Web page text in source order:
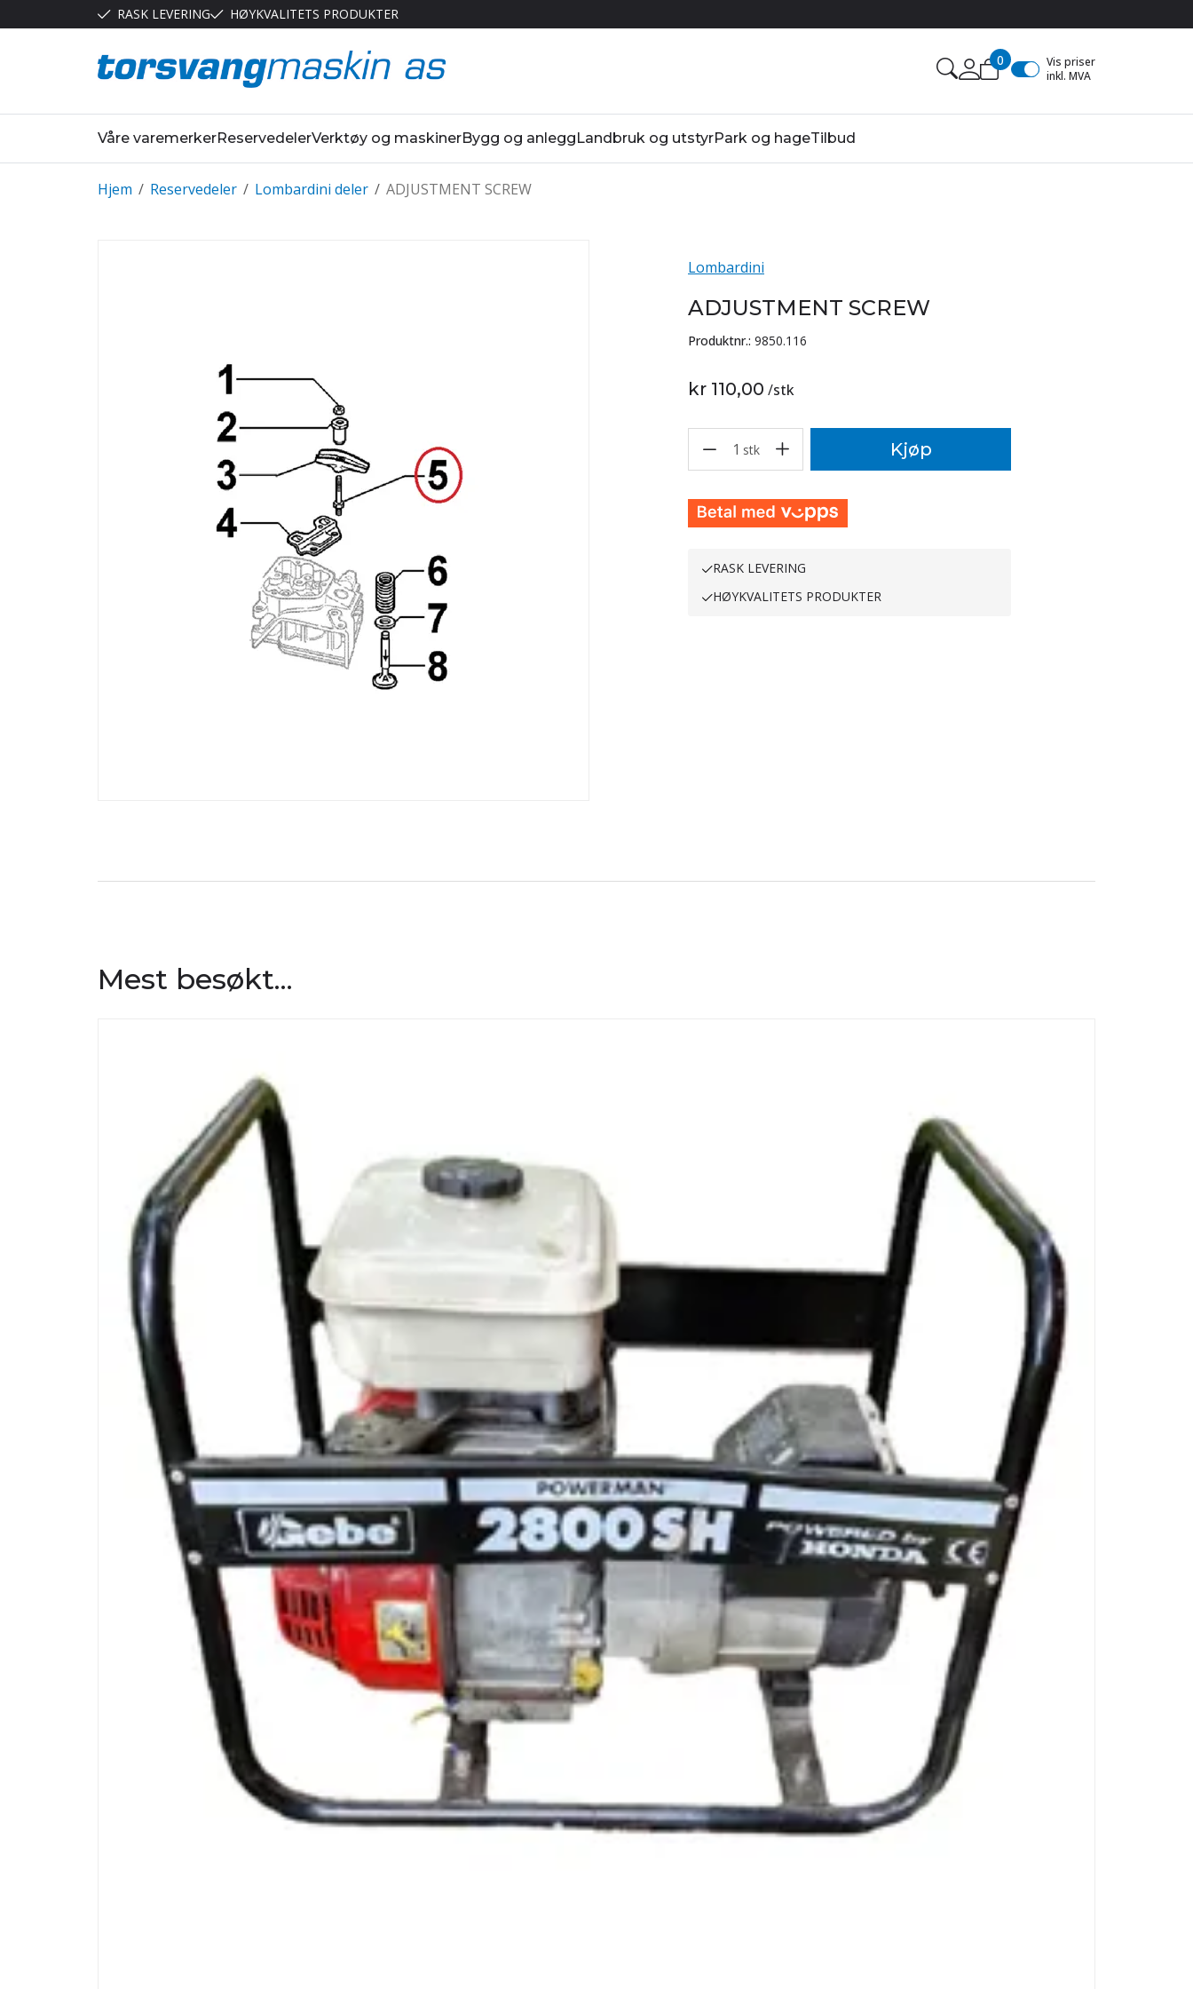
RASK LEVERING HØYKVALITETS PRODUKTER
0
Vis priser
inkl. MVA
Våre varemerkerReservedelerVerktøy og maskinerBygg og anleggLandbruk og utstyrPark og hageTilbud
/
Hjem /
Reservedeler /
Lombardini deler ADJUSTMENT SCREW
Lombardini
ADJUSTMENT SCREW
Produktnr.: 9850.116
kr 110,00 /stk
1 stk Kjøp
RASK LEVERING
HØYKVALITETS PRODUKTER
Mest besøkt...